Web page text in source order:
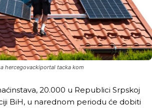
hercegovackiportal tacka kom
20.000 u Republici Srpskoj
BiH, u narednom periodu će dobiti